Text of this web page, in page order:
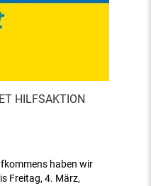
HILFSAKTION
haben wir
Freitag, 4. März,